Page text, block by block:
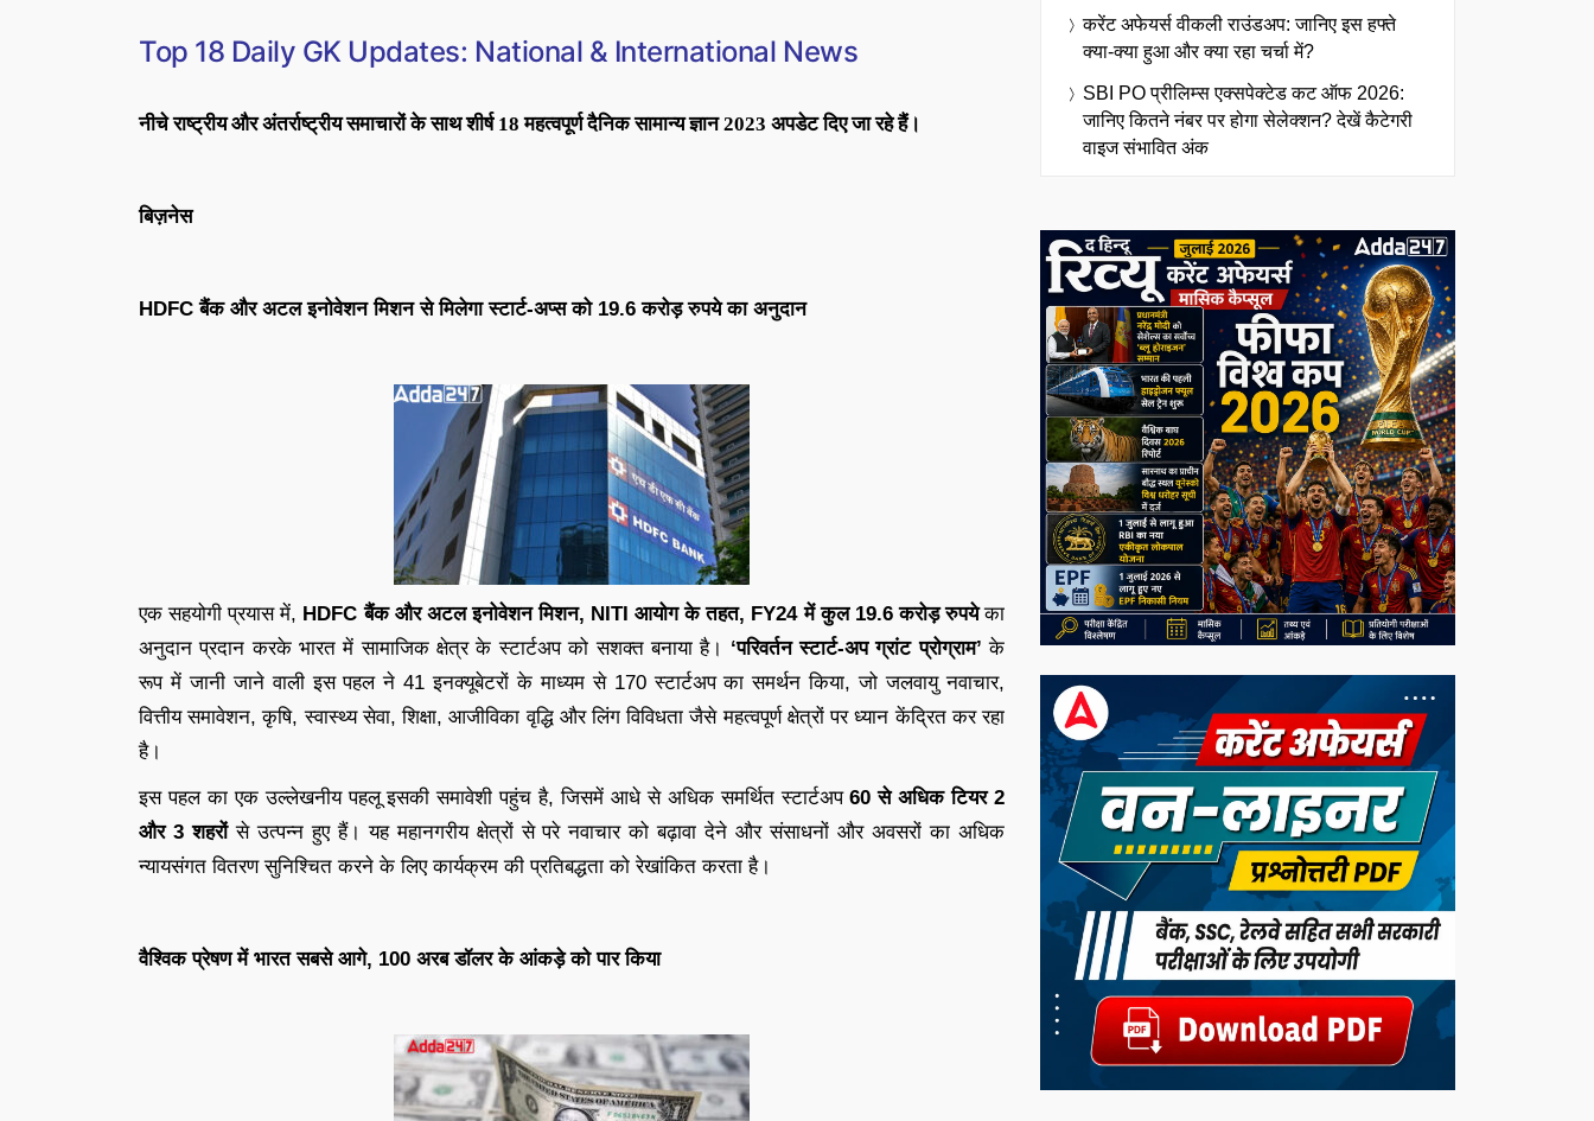
Top 18 Daily GK Updates: National & International News
नीचे राष्ट्रीय और अंतर्राष्ट्रीय समाचारों के साथ शीर्ष 18 महत्वपूर्ण दैनिक सामान्य ज्ञान 2023 अपडेट दिए जा रहे हैं।
बिज़नेस
HDFC बैंक और अटल इनोवेशन मिशन से मिलेगा स्टार्ट-अप्स को 19.6 करोड़ रुपये का अनुदान
एक सहयोगी प्रयास में, HDFC बैंक और अटल इनोवेशन मिशन, NITI आयोग के तहत, FY24 में कुल 19.6 करोड़ रुपयेका
अनुदान प्रदान करके भारत में सामाजिक क्षेत्र के स्टार्टअप को सशक्त बनाया है। ‘परिवर्तन स्टार्ट-अप ग्रांट प्रोग्राम’ के
रूप में जानी जाने वाली इस पहल ने 41 इनक्यूबेटरों के माध्यम से 170 स्टार्टअप का समर्थन किया, जो जलवायु नवाचार,
वित्तीय समावेशन, कृषि, स्वास्थ्य सेवा, शिक्षा, आजीविका वृद्धि और लिंग विविधता जैसे महत्वपूर्ण क्षेत्रों पर ध्यान केंद्रित कर रहा
है।
इस पहल का एक उल्लेखनीय पहलू इसकी समावेशी पहुंच है, जिसमें आधे से अधिक समर्थित स्टार्टअप60 से अधिक टियर 2
और 3 शहरोंसे उत्पन्न हुए हैं। यह महानगरीय क्षेत्रों से परे नवाचार को बढ़ावा देने और संसाधनों और अवसरों का अधिक
न्यायसंगत वितरण सुनिश्चित करने के लिए कार्यक्रम की प्रतिबद्धता को रेखांकित करता है।
वैश्विक प्रेषण में भारत सबसे आगे, 100 अरब डॉलर के आंकड़े को पार किया
करेंट अफेयर्स वीकली राउंडअप: जानिए इस हफ्ते
क्या-क्या हुआ और क्या रहा चर्चा में?
SBI PO प्रीलिम्स एक्सपेक्टेड कट ऑफ 2026:
जानिए कितने नंबर पर होगा सेलेक्शन? देखें कैटेगरी
वाइज संभावित अंक